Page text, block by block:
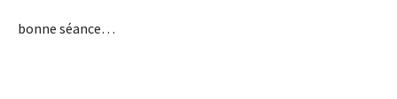
bonne séance…